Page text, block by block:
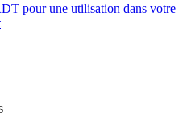
pour une utilisation dans votre